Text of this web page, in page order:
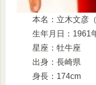
本名：立木文彦
生年月日：1961
星座：牡牛座
出身：長崎県
身長：174cm